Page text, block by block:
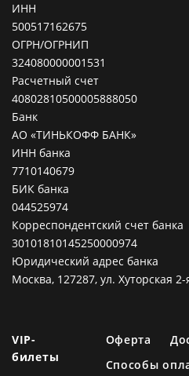
ИНН
500517162675
ОГРН/ОГРНИП
324080000001531
Расчетный счет
40802810500005888050
Банк
АО «ТИНЬКОФФ БАНК»
ИНН банка
7710140679
БИК банка
044525974
Корреспондентский счет банка
30101810145250000974
Юридический адрес банка
Москва, 127287, ул. Хуторская
VIP-
билеты
Оферта
Способы